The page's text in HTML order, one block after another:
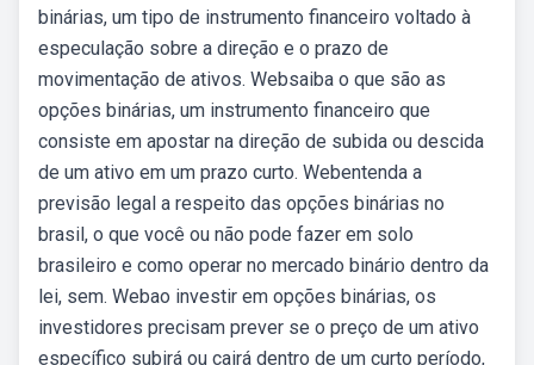
binárias, um tipo de instrumento financeiro voltado à
especulação sobre a direção e o prazo de
movimentação de ativos. Websaiba o que são as
opções binárias, um instrumento financeiro que
consiste em apostar na direção de subida ou descida
de um ativo em um prazo curto. Webentenda a
previsão legal a respeito das opções binárias no
brasil, o que você ou não pode fazer em solo
brasileiro e como operar no mercado binário dentro da
lei, sem. Webao investir em opções binárias, os
investidores precisam prever se o preço de um ativo
específico subirá ou cairá dentro de um curto período,